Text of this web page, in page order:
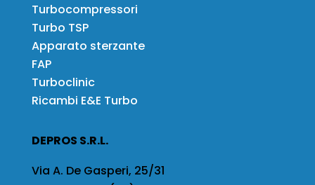
Turbocompressori
Turbo TSP
Apparato sterzante
FAP
Turboclinic
Ricambi E&E Turbo
DEPROS S.R.L.
Via A. De Gasperi, 25/31